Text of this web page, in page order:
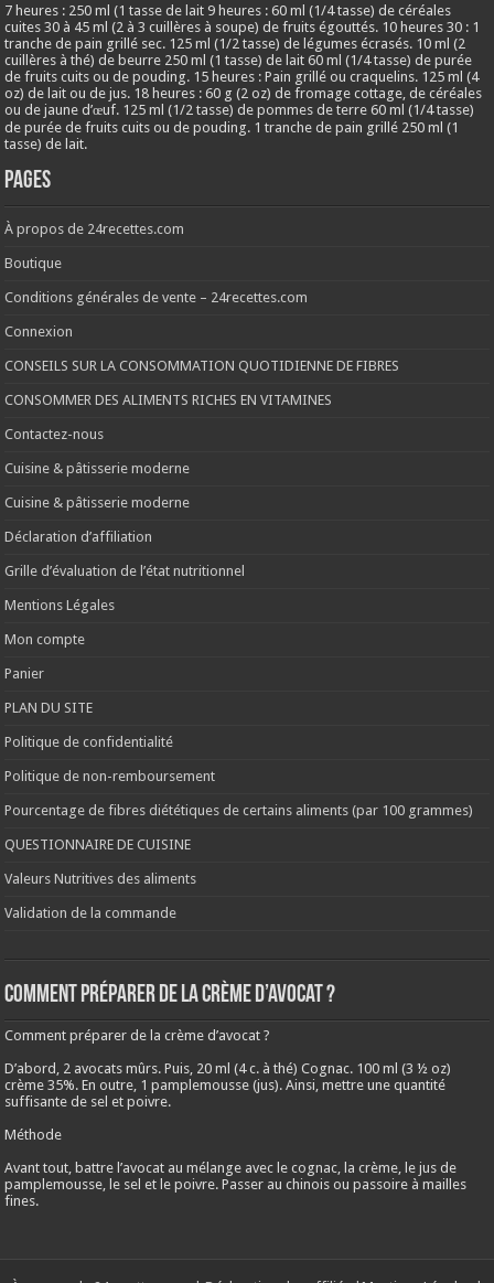
7 heures : 250 ml (1 tasse de lait 9 heures : 60 ml (1/4 tasse) de céréales
cuites 30 à 45 ml (2 à 3 cuillères à soupe) de fruits égouttés. 10 heures 30 : 1
tranche de pain grillé sec. 125 ml (1/2 tasse) de légumes écrasés. 10 ml (2
cuillères à thé) de beurre 250 ml (1 tasse) de lait 60 ml (1/4 tasse) de purée
de fruits cuits ou de pouding. 15 heures : Pain grillé ou craquelins. 125 ml (4
oz) de lait ou de jus. 18 heures : 60 g (2 oz) de fromage cottage, de céréales
ou de jaune d’œuf. 125 ml (1/2 tasse) de pommes de terre 60 ml (1/4 tasse)
de purée de fruits cuits ou de pouding. 1 tranche de pain grillé 250 ml (1
tasse) de lait.
Pages
À propos de 24recettes.com
Boutique
Conditions générales de vente – 24recettes.com
Connexion
CONSEILS SUR LA CONSOMMATION QUOTIDIENNE DE FIBRES
CONSOMMER DES ALIMENTS RICHES EN VITAMINES
Contactez-nous
Cuisine & pâtisserie moderne
Cuisine & pâtisserie moderne
Déclaration d’affiliation
Grille d’évaluation de l’état nutritionnel
Mentions Légales
Mon compte
Panier
PLAN DU SITE
Politique de confidentialité
Politique de non-remboursement
Pourcentage de fibres diététiques de certains aliments (par 100 grammes)
QUESTIONNAIRE DE CUISINE
Valeurs Nutritives des aliments
Validation de la commande
Comment préparer de la crème d’avocat ?
Comment préparer de la crème d’avocat ?
D’abord, 2 avocats mûrs. Puis, 20 ml (4 c. à thé) Cognac. 100 ml (3 ½ oz)
crème 35%. En outre, 1 pamplemousse (jus). Ainsi, mettre une quantité
suffisante de sel et poivre.
Méthode
Avant tout, battre l’avocat au mélange avec le cognac, la crème, le jus de
pamplemousse, le sel et le poivre. Passer au chinois ou passoire à mailles
fines.